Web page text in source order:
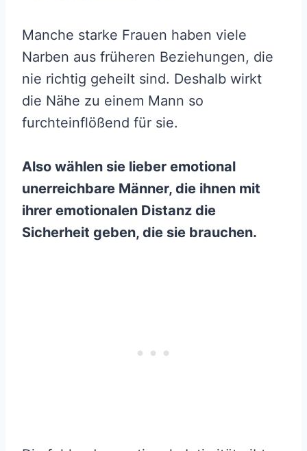
Manche starke Frauen haben viele
Narben aus früheren Beziehungen, die
nie richtig geheilt sind. Deshalb wirkt
die Nähe zu einem Mann so
furchteinflößend für sie.
Also wählen sie lieber emotional
unerreichbare Männer, die ihnen mit
ihrer emotionalen Distanz die
Sicherheit geben, die sie brauchen.